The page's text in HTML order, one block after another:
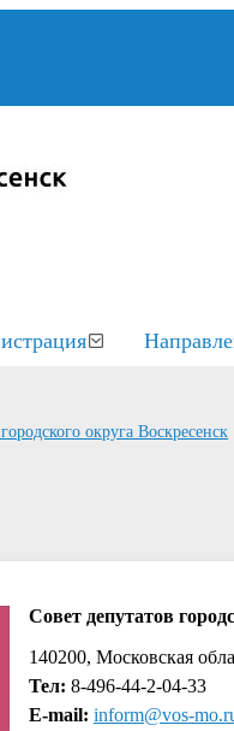
округа Воскресенск
Совет депутатов
140200, Московская
Тел: 8-496-44-2-04-33
E-mail: inform@vos-